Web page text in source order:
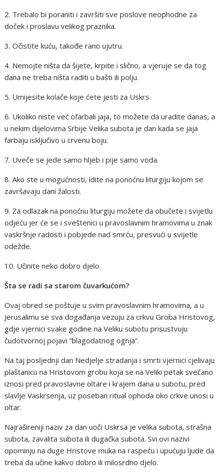
2. Trebalo bi poraniti i završiti sve poslove neophodne za
doček i proslavu velikog praznika.
3. Očistite kuću, takođe rano ujutru.
4. Nemojte ništa da šijete, krpite i slično, a vjeruje se da tog
dana ne treba ništa raditi u bašti ili polju.
5. Umijesite kolače koje ćete jesti za Uskrs.
6. Ukoliko niste već ofarbali jaja, to možete da uradite danas, a
u nekim dijelovima Srbije Velika subota je dan kada se jaja
farbaju isključivo u crvenu boju.
7. Uveče se jede samo hljeb i pije samo voda.
8. Ako ste u mogućnosti, idite na ponoćnu liturgiju kojom se
završavaju dani žalosti.
9. Za odlazak na ponoćnu liturgiju možete da obučete i svijetlu
odjeću jer će se i sveštenici u pravoslavnim hramovima u znak
vaskršnje radosti i pobjede nad smrću, presvući u svijetle
odežde.
10. Učinite neko dobro djelo.
Šta se radi sa starom čuvarkućom?
Ovaj obred se poštuje u svim pravoslavnim hramovima, a u
Jerusalimu se sva događanja vezuju za crkvu Groba Hristovog,
gdje vjernici svake godine na Veliku subotu prisustvuju
čudotvornoj pojavi “blagodatnog ognja”.
Na taj posljednji dan Nedjelje stradanja i smrti vjernici cjelivaju
plaštanicu na Hristovom grobu koja se na Veliki petak svečano
iznosi pred pravoslavne oltare i krajem dana u subotu, pred
slavlje Vaskrsenja, uz poseban ritual ophoda oko crkve unosi u
oltar.
Najrašireniji naziv za dan uoči Uskrsa je velika subota, strašna
subota, zavalita subota ili dugačka subota. Svi ovi nazivi
opominju na duge Hristove muka na raspeću i upućuju ljude da
treba da učine kakvo dobro ili milosrdno djelo.